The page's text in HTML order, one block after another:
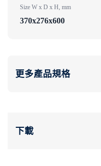
Size W x D x H, mm
370x276x600
更多產品規格
下載